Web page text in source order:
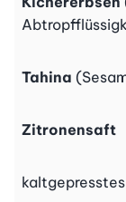
Tahina
Zitronensaft
kaltgepresstes